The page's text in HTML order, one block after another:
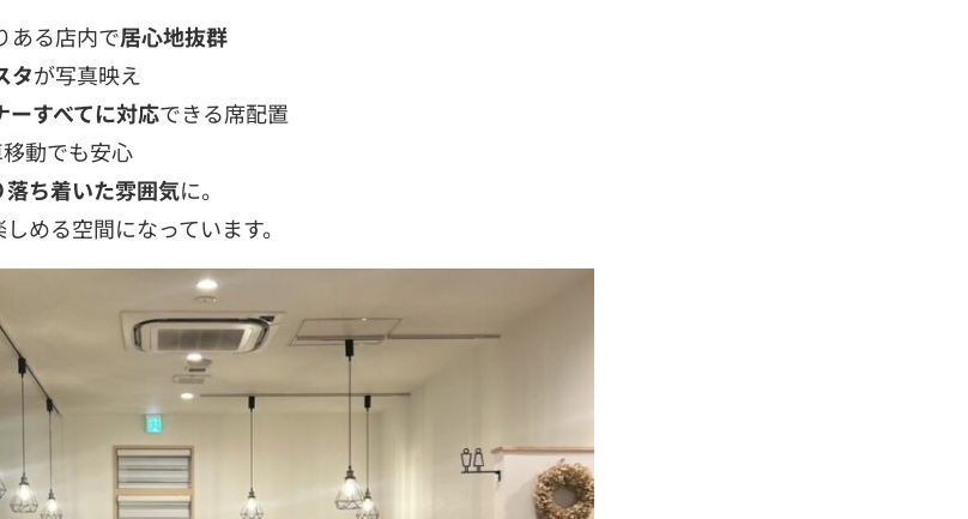
ある店内で居心地抜群
タが写真映え
ーすべてに対応できる席配置
動でも安心
落ち着いた雰囲気に。
める空間になっています。